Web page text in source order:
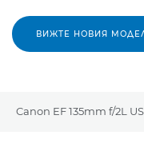
ВИЖТЕ НОВИЯ
Canon EF 135mm f/2L